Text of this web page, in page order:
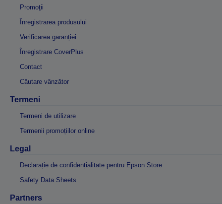
Promoţii
Înregistrarea produsului
Verificarea garanției
Înregistrare CoverPlus
Contact
Căutare vânzător
Termeni
Termeni de utilizare
Termenii promoțiilor online
Legal
Declarație de confidențialitate pentru Epson Store
Safety Data Sheets
Partners